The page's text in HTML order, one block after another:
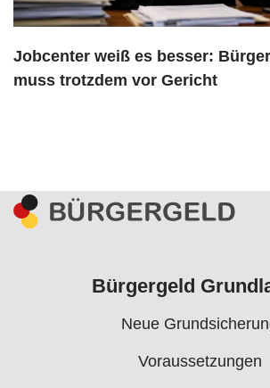
Jobcenter weiß es besser:
muss trotzdem vor Gericht
Bürgergeld
Neue
Voraussetzungen